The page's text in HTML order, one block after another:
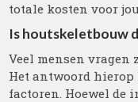
totale kosten voor
Is houtskeletbouw
Veel mensen
Het antwoord
factoren. Hoewel